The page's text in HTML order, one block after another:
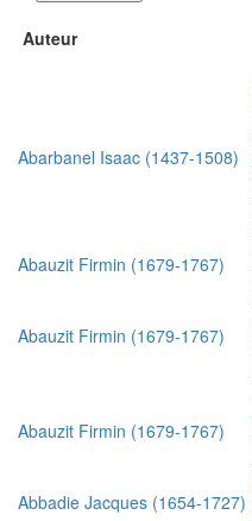
Auteur
Abarbanel Isaac (1437-1508)
Abauzit Firmin (1679-1767)
Abauzit Firmin (1679-1767)
Abauzit Firmin (1679-1767)
Abbadie Jacques (1654-1727)